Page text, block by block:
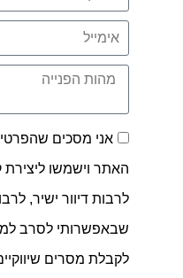
אני מסכים שהפרטים
האתר וישמשו ליצירת
לרבות דיוור ישיר,
שבאפשרותי לסרב
לקבלת מסרים שיווקיים